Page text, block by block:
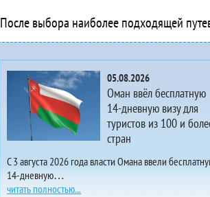
4*
3* Aktas
3*
3* Akya
Apts
3*
4*
5*
5* Alan
После выбора наиболее подходящей
05.08.2026
Оман ввёл бесплатную
14-дневную визу для
туристов из 100 и
стран
С 3 августа 2026 года власти Омана ввели
14-дневную…
читать полностью...